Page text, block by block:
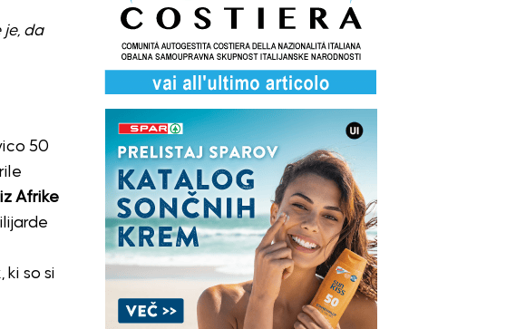
je, da
50
Afrike
ki so si